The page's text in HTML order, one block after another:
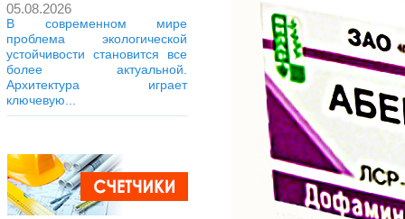
05.08.2026
В современном мире
проблема экологической
устойчивости становится все
более актуальной.
Архитектура играет
ключевую...